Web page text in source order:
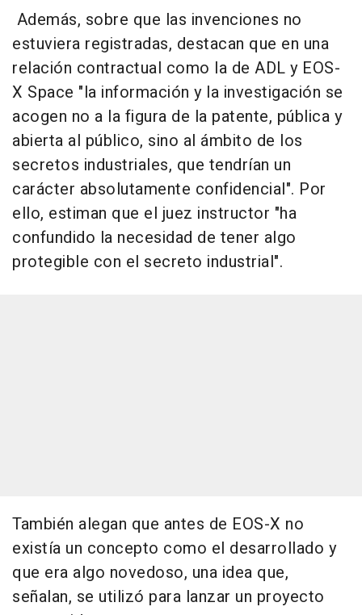
Además, sobre que las invenciones no
estuviera registradas, destacan que en una
relación contractual como la de ADL y EOS-
X Space "la información y la investigación se
acogen no a la figura de la patente, pública y
abierta al público, sino al ámbito de los
secretos industriales, que tendrían un
carácter absolutamente confidencial". Por
ello, estiman que el juez instructor "ha
confundido la necesidad de tener algo
protegible con el secreto industrial".
También alegan que antes de EOS-X no
existía un concepto como el desarrollado y
que era algo novedoso, una idea que,
señalan, se utilizó para lanzar un proyecto